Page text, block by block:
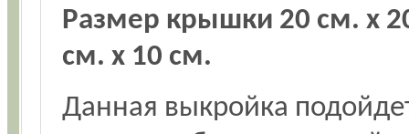
Размер крышки 20 см. х
см. х 10 см.
Данная выкройка